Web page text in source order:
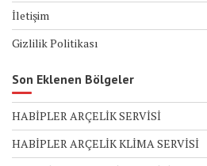
İletişim
Gizlilik Politikası
Son Eklenen Bölgeler
HABİPLER ARÇELİK SERVİSİ
HABİPLER ARÇELİK KLİMA SERVİSİ